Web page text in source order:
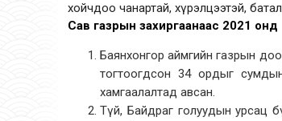
хойчдоо чанартай, хүрэлцээтэй,
Сав газрын захиргаанаас 2021
Баянхонгор аймгийн газрын
тогтоогдсон 34 ордыг сумдын
хамгаалалтад авсан.
Түй, Байдраг голуудын урсац